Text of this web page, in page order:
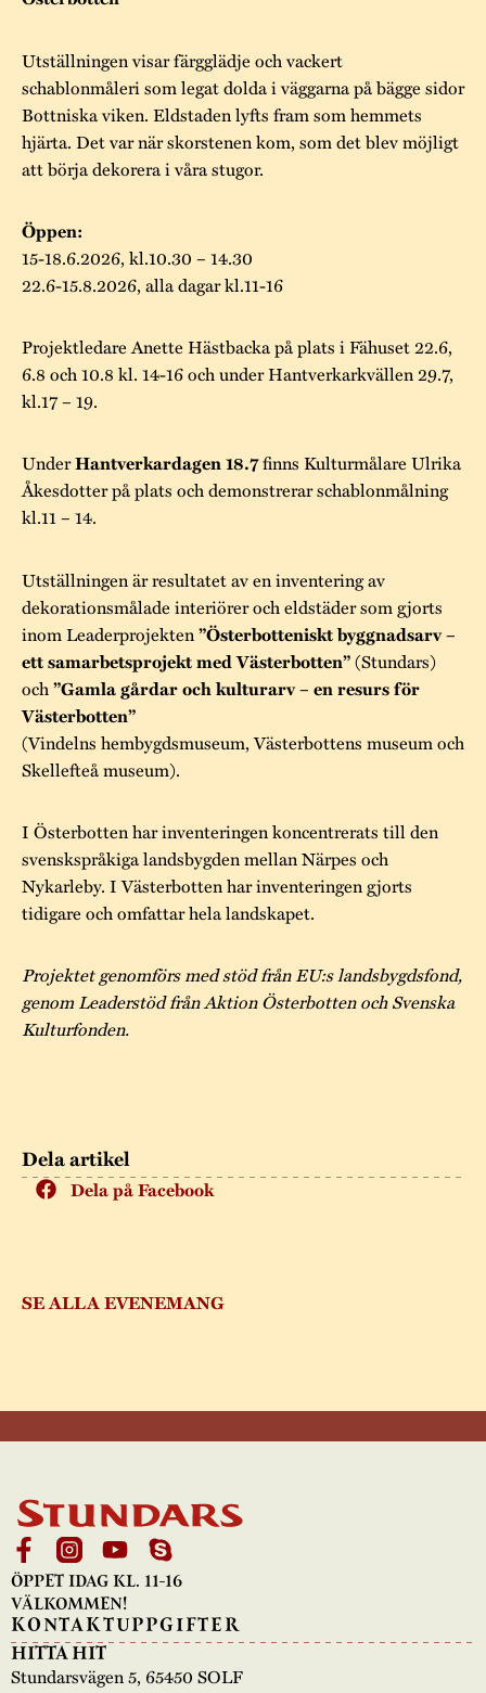
Trygghet
Hållbar utveckling
Stundars teater
Jarl Hemmer
Byggnadsvård
Rödmyllan
Museipedagogik
Hantverk
Museisamlingarna
Marknader
Årsberättelser
Dela artikel
Dela på Facebook
SE ALLA EVENEMANG
Utställningen visar färgglädje och vackert
schablonmåleri som legat dolda i väggarna på bägge sidor
Bottniska viken. Eldstaden lyfts fram som hemmets
hjärta. Det var när skorstenen kom, som det blev möjligt
att börja dekorera i våra stugor.
Öppen:
15-18.6.2026, kl.10.30 – 14.30
22.6-15.8.2026, alla dagar kl.11-16
Projektledare Anette Hästbacka på plats i Fähuset 22.6,
6.8 och 10.8 kl. 14-16 och under Hantverkarkvällen 29.7,
kl.17 – 19.
UnderHantverkardagen 18.7finns Kulturmålare Ulrika
Åkesdotter på plats och demonstrerar schablonmålning
kl.11 – 14.
Utställningen är resultatet av en inventering av
dekorationsmålade interiörer och eldstäder som gjorts
inom Leaderprojekten”Österbotteniskt byggnadsarv –
ett samarbetsprojekt med Västerbotten”(Stundars)
och”Gamla gårdar och kulturarv – en resurs för
Västerbotten”
(Vindelns hembygdsmuseum, Västerbottens museum och
Skellefteå museum).
I Österbotten har inventeringen koncentrerats till den
svenskspråkiga landsbygden mellan Närpes och
Nykarleby. I Västerbotten har inventeringen gjorts
tidigare och omfattar hela landskapet.
Projektet genomförs med stöd från EU:s landsbygdsfond,
genom Leaderstöd från Aktion Österbotten och Svenska
Kulturfonden.
ÖPPET IDAG KL. 11-16
VÄLKOMMEN!
KONTAKTUPPGIFTER
HITTA HIT
Stundarsvägen 5, 65450 SOLF